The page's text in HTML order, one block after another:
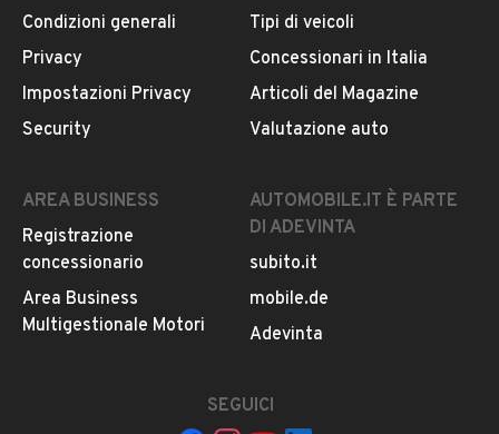
Condizioni generali
Privacy
Impostazioni Privacy
Security
Tipi di veicoli
Concessionari in Italia
Articoli del Magazine
Valutazione auto
AREA BUSINESS
Registrazione
concessionario
Area Business
Multigestionale Motori
AUTOMOBILE.IT È PARTE
DI ADEVINTA
subito.it
mobile.de
Adevinta
SEGUICI